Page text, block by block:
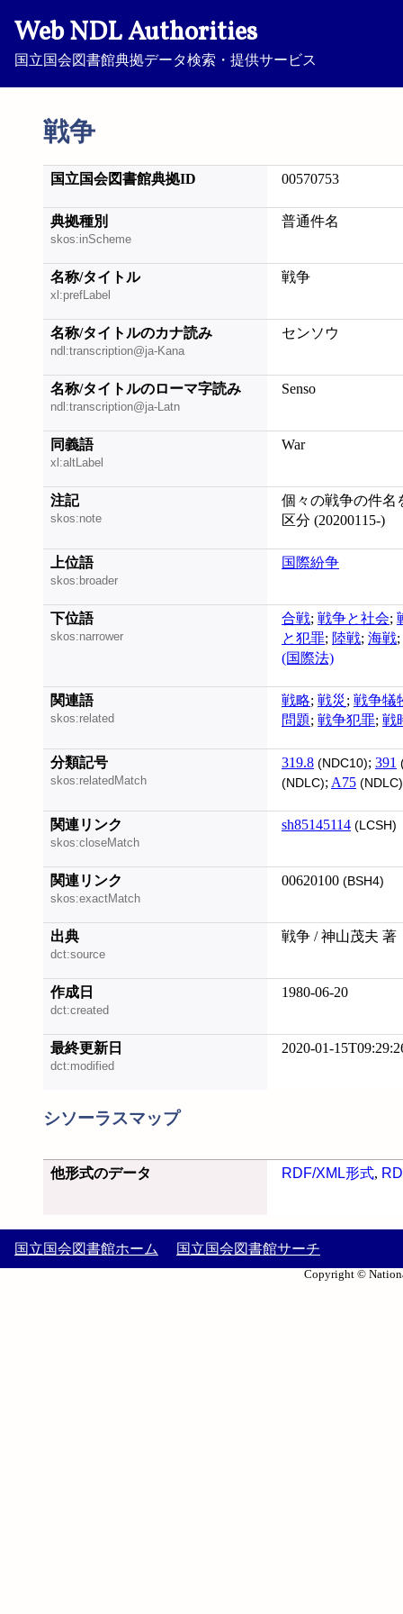
Web NDL Authorities
国立国会図書館典拠データ検索・提供サービス
戦争
国立国会図書館典拠ID 00570753
典拠種別
skos:inScheme
普通件名
名称/タイトル
xl:prefLabel
戦争
名称/タイトルのカナ読み
ndl:transcription@ja-Kana
センソウ
名称/タイトルのローマ字読み
ndl:transcription@ja-Latn
Senso
同義語
xl:altLabel
War
注記
skos:note
個々の戦争の件名
区分 (20200115-)
上位語
skos:broader
国際紛争
下位語
skos:narrower
合戦; 戦争と社会;
と犯罪; 陸戦; 海戦;
(国際法)
関連語
skos:related
戦略; 戦災; 戦争犠
問題; 戦争犯罪; 戦
分類記号
skos:relatedMatch
319.8 (NDC10); 391
(NDLC); A75 (NDLC)
関連リンク
skos:closeMatch
sh85145114 (LCSH)
関連リンク
skos:exactMatch
00620100 (BSH4)
出典
dct:source
戦争 / 神山茂夫 著
作成日
dct:created
1980-06-20
最終更新日
dct:modified
2020-01-
シソーラスマップ
他形式のデータ RDF/XML形式,
国立国会図書館ホーム 国立国会図書館サーチ
Copyright ©